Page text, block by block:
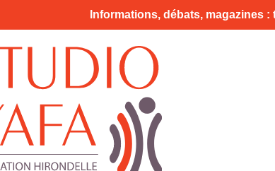
Informations, débats, magazines